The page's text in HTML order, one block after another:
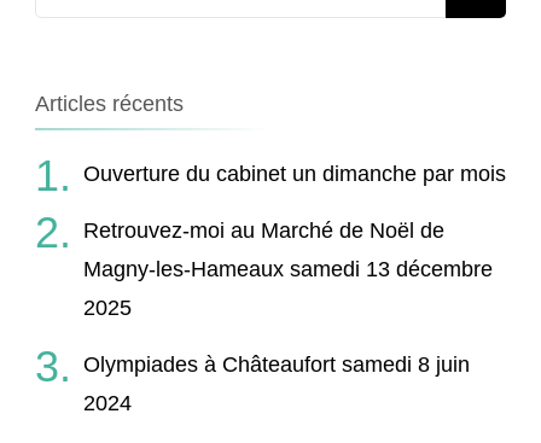
pour
Articles récents
Ouverture du cabinet un dimanche par mois
Retrouvez-moi au Marché de Noël de
Magny-les-Hameaux samedi 13 décembre
2025
Olympiades à Châteaufort samedi 8 juin
2024